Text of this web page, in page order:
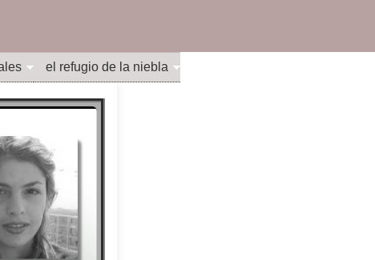
el refugio de la niebla